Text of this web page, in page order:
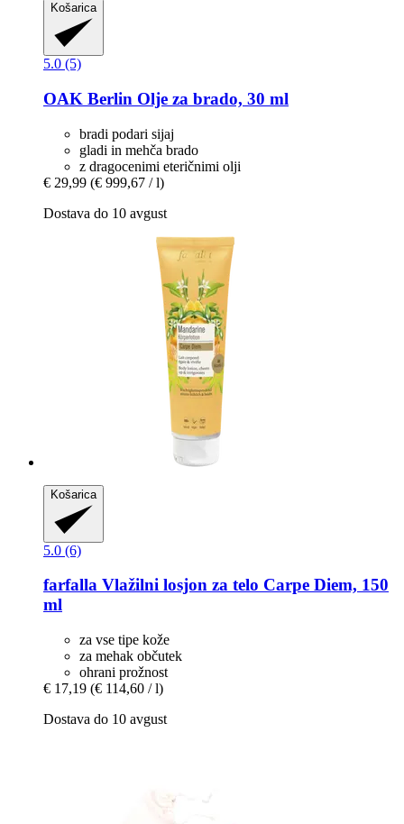
Košarica
5.0 (5)
OAK Berlin Olje za brado, 30 ml
bradi podari sijaj
gladi in mehča brado
z dragocenimi eteričnimi olji
€ 29,99 (€ 999,67 / l)
Dostava do 10 avgust
Košarica
5.0 (6)
farfalla Vlažilni losjon za telo Carpe Diem, 150
ml
za vse tipe kože
za mehak občutek
ohrani prožnost
€ 17,19 (€ 114,60 / l)
Dostava do 10 avgust